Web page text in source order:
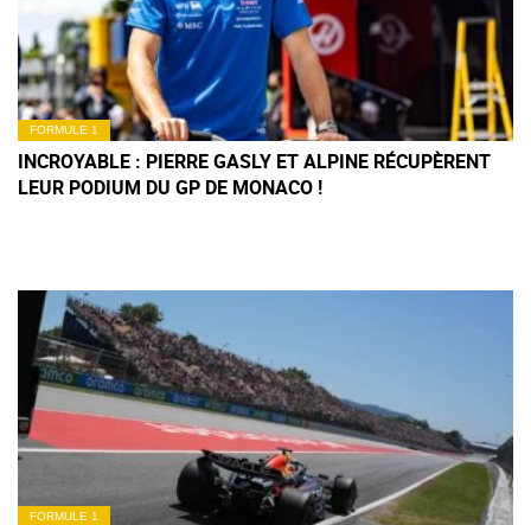
FORMULE 1
INCROYABLE : PIERRE GASLY ET ALPINE RÉCUPÈRENT
LEUR PODIUM DU GP DE MONACO !
FORMULE 1